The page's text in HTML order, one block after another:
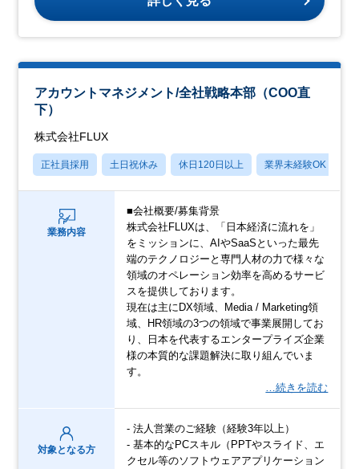
アカウントマネジメント/全社戦略本部（COO直
下）
株式会社FLUX
正社員採用 土日祝休み 休日120日以上 業界未経験OK
業務内容
■会社概要/募集背景
株式会社FLUXは、「日本経済に流れを」
をミッションに、AIやSaaSといった最先
端のテクノロジーと専門人材の力で様々な
領域のオペレーション効率を高めるサービ
スを提供しております。
現在は主にDX領域、Media / Marketing領
域、HR領域の3つの領域で事業展開してお
り、日本を代表するエンタープライズ企業
様の本質的な課題解決に取り組んでいま
す。
…続きを読む
対象となる方
- 法人営業のご経験（経験3年以上）
- 基本的なPCスキル（PPTやスライド、エ
クセル等のソフトウェアアプリケーション